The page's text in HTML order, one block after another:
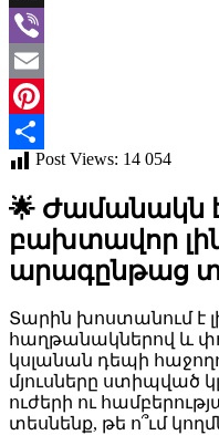
X
Viber
Email
Pinterest
Отправить
Post Views: 14 054
🌟 Ժամանակն
բախտավոր
արագընթաց
Տարին խոստանում է
հաղթանակներով և
կսլանան դեպի
մյուսները ստիպված
ուժերի ու
տեսնենք, թե ո՞ւմ